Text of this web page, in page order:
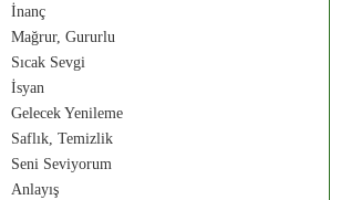
İnanç
Mağrur, Gururlu
Sıcak Sevgi
İsyan
Gelecek Yenileme
Saflık, Temizlik
Seni Seviyorum
Anlayış